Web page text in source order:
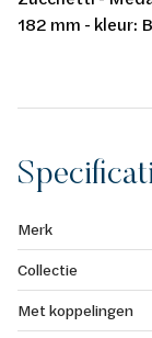
182 mm - kleur:
Merk
Collectie
Met koppelingen